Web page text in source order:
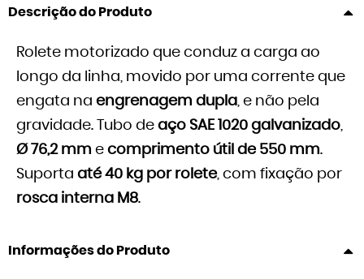
Descrição do Produto
Rolete motorizado que conduz a carga ao
longo da linha, movido por uma corrente que
engata na engrenagem dupla, e não pela
gravidade. Tubo de aço SAE 1020 galvanizado,
Ø 76,2 mm e comprimento útil de 550 mm.
Suporta até 40 kg por rolete, com fixação por
rosca interna M8.
Informações do Produto